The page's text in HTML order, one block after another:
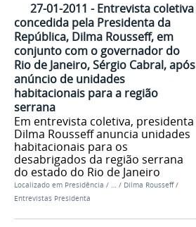
27-01-2011 - Entrevista coletiva
concedida pela Presidenta da
República, Dilma Rousseff, em
conjunto com o governador do
Rio de Janeiro, Sérgio Cabral, após
anúncio de unidades
habitacionais para a região
serrana
Em entrevista coletiva, presidenta
Dilma Rousseff anuncia unidades
habitacionais para os
desabrigados da região serrana
do estado do Rio de Janeiro
Localizado em Presidência / … / Dilma Rousseff /
Entrevistas Presidenta